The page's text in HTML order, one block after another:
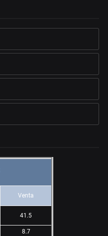
Venta
41.5
8.7